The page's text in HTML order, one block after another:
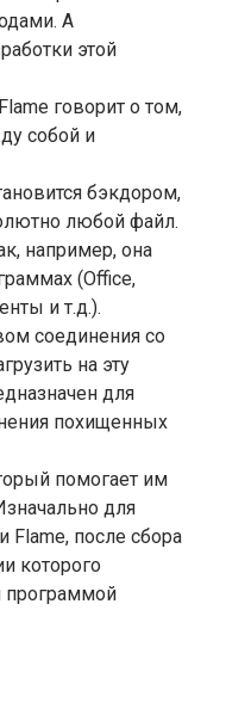
А
этой
говорит о том,
собой и
бэкдором,
любой файл.
например, она
(Office,
и т.д.).
соединения со
на эту
для
похищенных
помогает им
для
после сбора
которого
программой